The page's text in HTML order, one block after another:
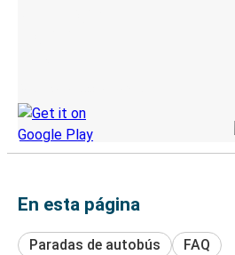
En esta página
Paradas de autobús FAQ